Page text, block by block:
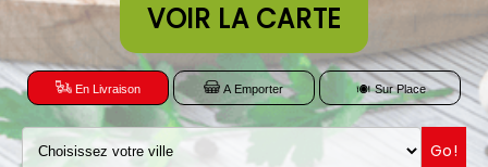
MENTIONS LÉGALES
C.G.V
VOIR LA CARTE
En Livraison A Emporter Sur Place
Go!